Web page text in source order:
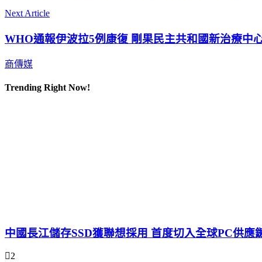
Next Article
WHO通報伊波拉5例康復 剛果民主共和國新治療中
商傳媒
Trending Right Now!
中國長江儲存SSD獲聯想採用 首度切入全球PC供應
2